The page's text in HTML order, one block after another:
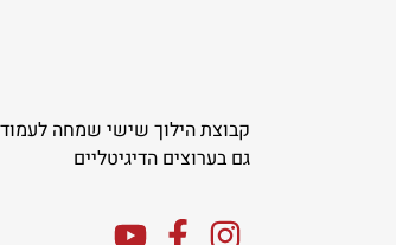
קבוצת הילוך שישי שמחה
גם בערוצים הדיגיטליים